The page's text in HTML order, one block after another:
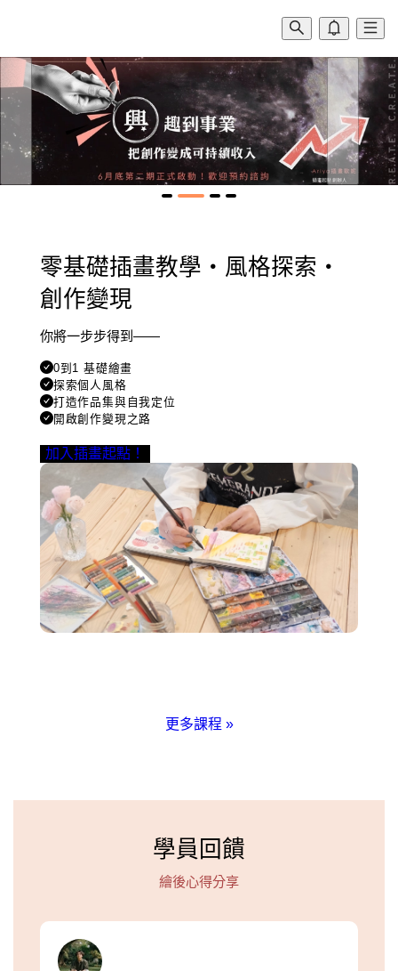
零基礎插畫教學・風格探索・
創作變現
你將一步步得到——
0到1 基礎繪畫
探索個人風格
打造作品集與自我定位
開啟創作變現之路
加入插畫起點！
更多課程 »
學員回饋
繪後心得分享